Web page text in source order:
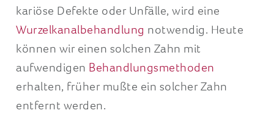
kariöse Defekte oder Unfälle, wird eine
Wurzelkanalbehandlung notwendig. Heute
können wir einen solchen Zahn mit
aufwendigen Behandlungsmethoden
erhalten, früher mußte ein solcher Zahn
entfernt werden.